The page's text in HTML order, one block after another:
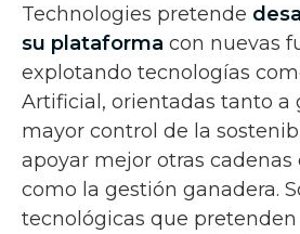
Technologies pretende
su plataforma con nuevas
explotando tecnologías
Artificial, orientadas tanto a
mayor control de la
apoyar mejor otras
como la gestión ganadera.
tecnológicas que